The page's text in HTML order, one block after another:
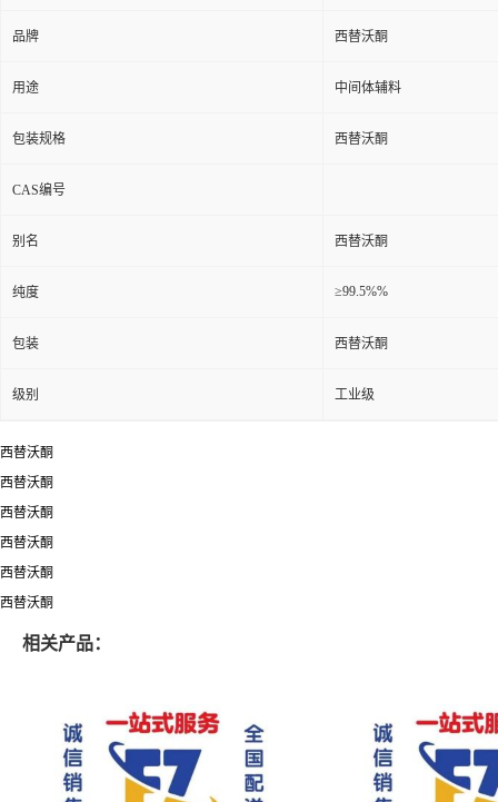
品牌 西替沃酮
用途 中间体辅料
包装规格 西替沃酮
CAS编号
别名 西替沃酮
纯度 ≥99.5%%
包装 西替沃酮
级别 工业级
西替沃酮
西替沃酮
西替沃酮
西替沃酮
西替沃酮
西替沃酮
相关产品：